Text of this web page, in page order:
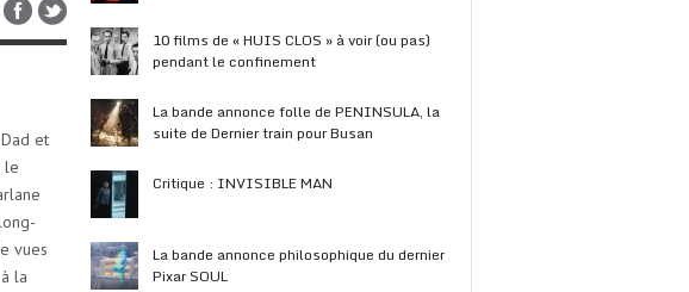
et
le
vues
la
10 films de « HUIS CLOS » à voir (ou pas)
pendant le confinement
La bande annonce folle de PENINSULA, la
suite de Dernier train pour Busan
Critique : INVISIBLE MAN
La bande annonce philosophique du dernier
Pixar SOUL